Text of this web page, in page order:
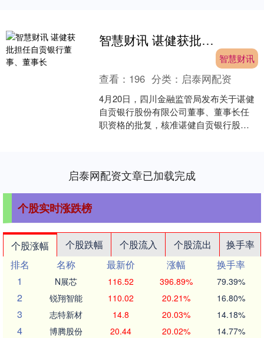
智慧财讯 谌健获批担任自贡银行董事、董事长
智慧财讯
查看： 196 分类： 启泰网配资
4月20日，四川金融监管局发布关于谌健
自贡银行股份有限公司董事、董事长任
职资格的批复，核准谌健自贡银行股份
启泰网配资文章已加载完成
个股实时涨跌榜
个股涨幅 个股跌幅 个股流入 个股流出
换手率
排名
名称 最新价 涨幅
换手率
1
N展芯 116.52 396.89% 79.39%
2 锐翔智能 110.02 20.21% 16.80%
3 志特新材 14.8 20.03% 14.18%
4 博腾股份 20.44 20.02% 14.77%